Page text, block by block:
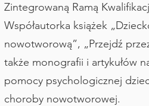
Zintegrowaną Ramą
Współautorka książek
nowotworową”, „Przejdź
także monografii i artykułów
pomocy psychologicznej
choroby nowotworowej.